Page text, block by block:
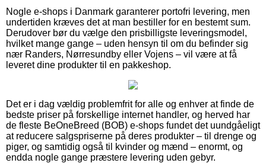
Nogle e-shops i Danmark garanterer portofri levering, men
undertiden kræves det at man bestiller for en bestemt sum.
Derudover bør du vælge den prisbilligste leveringsmodel,
hvilket mange gange – uden hensyn til om du befinder sig
nær Randers, Nørresundby eller Vojens – vil være at få
leveret dine produkter til en pakkeshop.
Det er i dag vældig problemfrit for alle og enhver at finde de
bedste priser på forskellige internet handler, og herved har
de fleste BeOneBreed (BOB) e-shops fundet det uundgåeligt
at reducere salgspriserne på deres produkter – til drenge og
piger, og samtidig også til kvinder og mænd – enormt, og
endda nogle gange præstere levering uden gebyr.